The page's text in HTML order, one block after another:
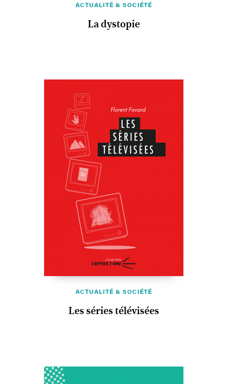
ACTUALITÉ & SOCIÉTÉ
La dystopie
ACTUALITÉ & SOCIÉTÉ
Les séries télévisées